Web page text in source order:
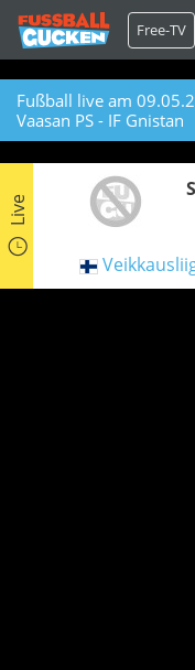
Free-TV
Fußball live am
Vaasan PS - IF Gnistan
Live